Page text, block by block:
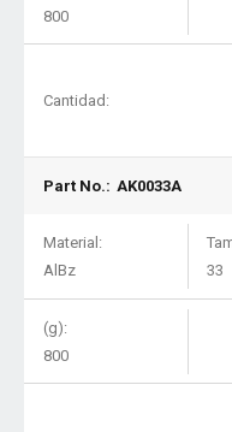
800
Cantidad:
Part No.: AK0033A
Material:
AlBz
33
(g):
800